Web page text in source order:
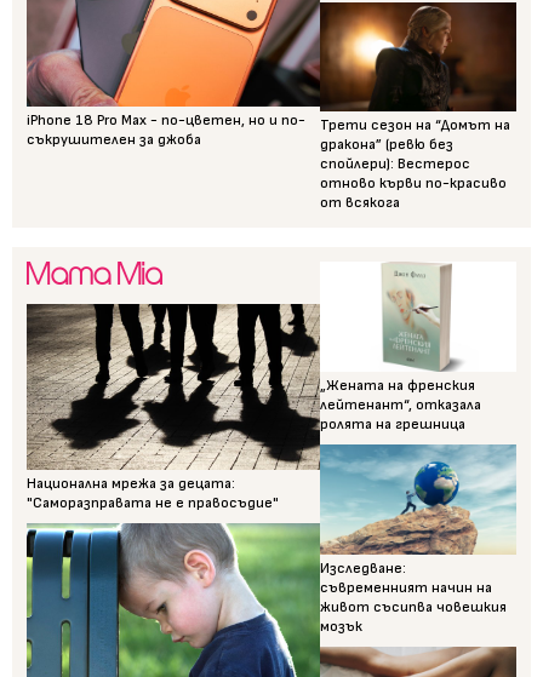
iPhone 18 Pro Max - по-цветен, но и по-
съкрушителен за джоба
Трети сезон на “Домът на
дракона” (ревю без
спойлери): Вестерос
отново кърви по-красиво
от всякога
Национална мрежа за децата:
"Саморазправата не е правосъдие"
„Жената на френския
лейтенант“, отказала
ролята на грешница
Изследване:
съвременният начин на
живот съсипва човешкия
мозък